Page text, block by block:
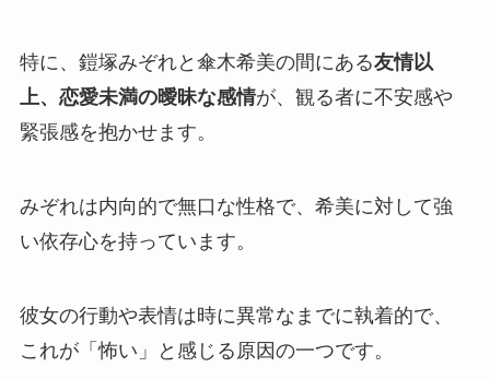
特に、鎧塚みぞれと傘木希美の間にある友情以
上、恋愛未満の曖昧な感情が、観る者に不安感や
緊張感を抱かせます。
みぞれは内向的で無口な性格で、希美に対して強
い依存心を持っています。
彼女の行動や表情は時に異常なまでに執着的で、
これが「怖い」と感じる原因の一つです。